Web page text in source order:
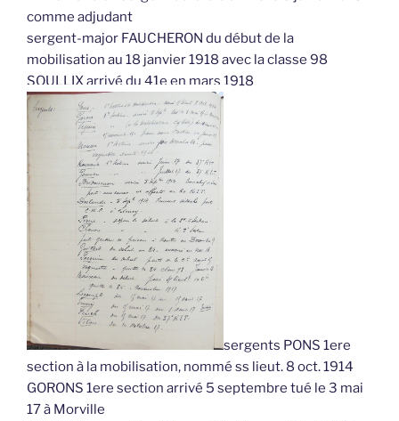
comme adjudant
sergent-major FAUCHERON du début de la
mobilisation au 18 janvier 1918 avec la classe 98
SOULLIX arrivé du 41e en mars 1918
sergents PONS 1ere
section à la mobilisation, nommé ss lieut. 8 oct. 1914
GORONS 1ere section arrivé 5 septembre tué le 3 mai
17 à Morville